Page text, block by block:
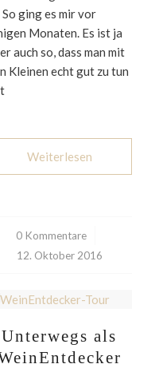
So ging es mir vor
Monaten. Es ist ja
auch so, dass man mit
Kleinen echt gut zu tun
Weiterlesen
0 Kommentare
/
12. Oktober 2016
Unterwegs als